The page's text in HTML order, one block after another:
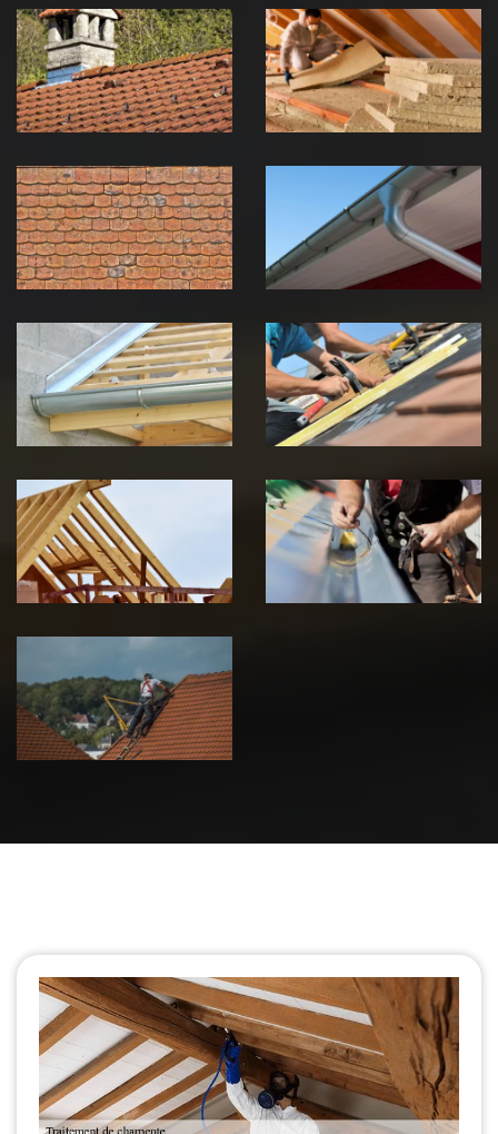
Couvreur
zingueur 39
Jura
Isolation de
toiture 39
Jura
démoussage de
toiture 39
Jura
pose de
gouttière 39
Jura
Pose de
Chéneau 39
Jura
Réparation de
toiture 39
Jura
Traitement de
charpente 39
Jura
Travaux de
zinguerie 39
Jura
Urgence fuite
de toiture 39
Jura